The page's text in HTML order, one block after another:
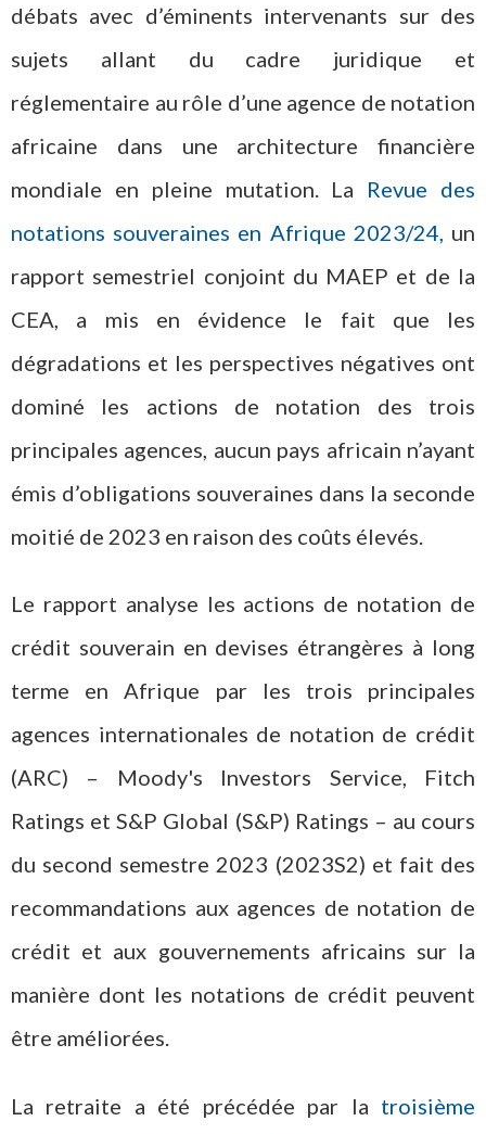
débats avec d’éminents intervenants sur des
sujets allant du cadre juridique et
réglementaire au rôle d’une agence de notation
africaine dans une architecture financière
mondiale en pleine mutation. La Revue des
notations souveraines en Afrique 2023/24, un
rapport semestriel conjoint du MAEP et de la
CEA, a mis en évidence le fait que les
dégradations et les perspectives négatives ont
dominé les actions de notation des trois
principales agences, aucun pays africain n’ayant
émis d’obligations souveraines dans la seconde
moitié de 2023 en raison des coûts élevés.
Le rapport analyse les actions de notation de
crédit souverain en devises étrangères à long
terme en Afrique par les trois principales
agences internationales de notation de crédit
(ARC) – Moody's Investors Service, Fitch
Ratings et S&P Global (S&P) Ratings – au cours
du second semestre 2023 (2023S2) et fait des
recommandations aux agences de notation de
crédit et aux gouvernements africains sur la
manière dont les notations de crédit peuvent
être améliorées.
La retraite a été précédée par la troisième